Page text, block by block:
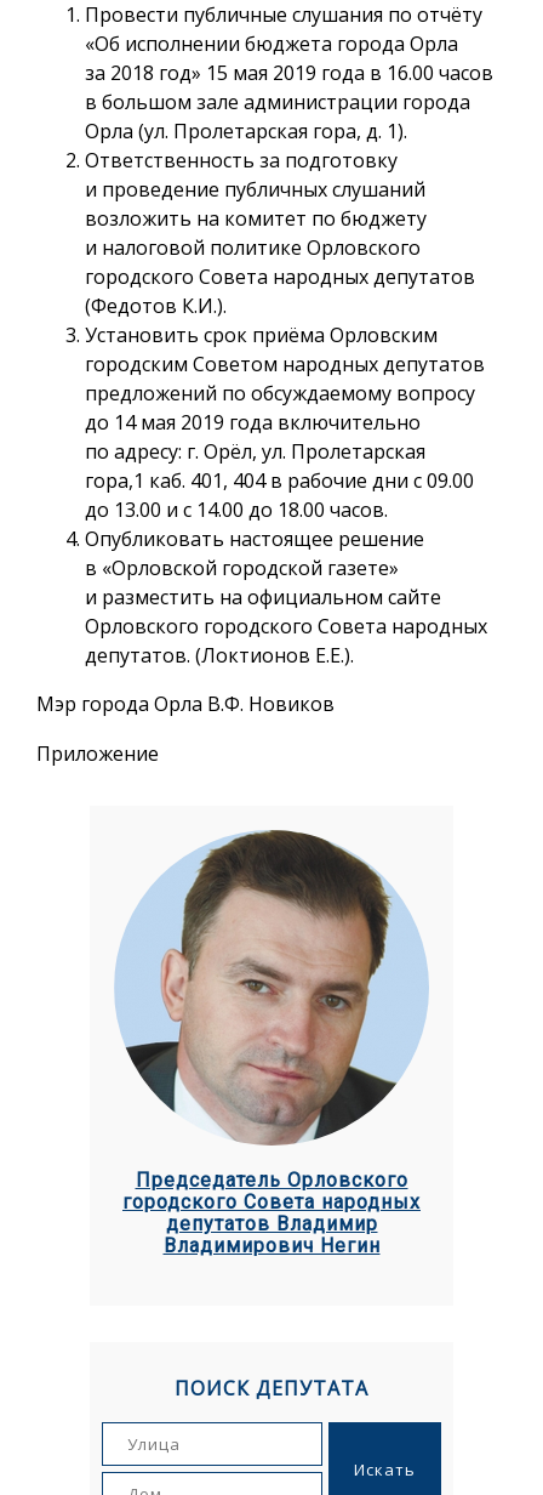
Провести публичные слушания по отчёту
«Об исполнении бюджета города Орла
за 2018 год» 15 мая 2019 года в 16.00 часов
в большом зале администрации города
Орла (ул. Пролетарская гора, д. 1).
Ответственность за подготовку
и проведение публичных слушаний
возложить на комитет по бюджету
и налоговой политике Орловского
городского Совета народных депутатов
(Федотов К.И.).
Установить срок приёма Орловским
городским Советом народных депутатов
предложений по обсуждаемому вопросу
до 14 мая 2019 года включительно
по адресу: г. Орёл, ул. Пролетарская
гора,1 каб. 401, 404 в рабочие дни с 09.00
до 13.00 и с 14.00 до 18.00 часов.
Опубликовать настоящее решение
в «Орловской городской газете»
и разместить на официальном сайте
Орловского городского Совета народных
депутатов. (Локтионов Е.Е.).
Мэр города Орла В.Ф. Новиков
Приложение
Председатель Орловского
городского Совета народных
депутатов Владимир
Владимирович Негин
ПОИСК ДЕПУТАТА